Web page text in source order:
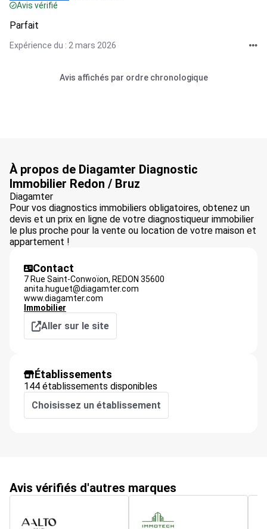
Avis vérifié
Parfait
Expérience du : 2 mars 2026
Avis affichés par ordre chronologique
À propos de Diagamter Diagnostic
Immobilier Redon / Bruz
Diagamter
Pour vos diagnostics immobiliers obligatoires, obtenez un
devis et un prix en ligne de votre diagnostiqueur immobilier
le plus proche pour la vente ou location de votre maison et
appartement !
Contact
7 Rue Saint-Conwoïon, REDON 35600
anita.huguet@diagamter.com
www.diagamter.com
Immobilier
Aller sur le site
Établissements
144 établissements disponibles
Choisissez un établissement
Avis vérifiés d'autres marques